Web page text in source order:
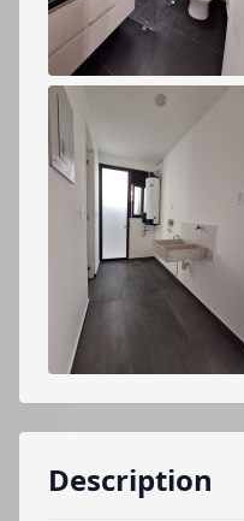
Description